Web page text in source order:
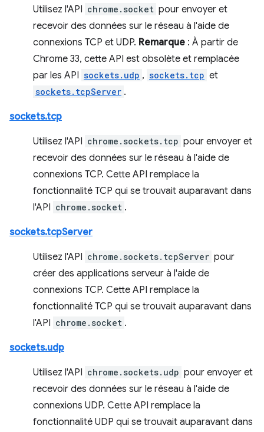
Utilisez l'API chrome.socket pour envoyer et
recevoir des données sur le réseau à l'aide de
connexions TCP et UDP. Remarque : À partir de
Chrome 33, cette API est obsolète et remplacée
par les API sockets.udp , sockets.tcp et
sockets.tcpServer .
sockets.tcp
Utilisez l'API chrome.sockets.tcp pour envoyer et
recevoir des données sur le réseau à l'aide de
connexions TCP. Cette API remplace la
fonctionnalité TCP qui se trouvait auparavant dans
l'API chrome.socket .
sockets.tcpServer
Utilisez l'API chrome.sockets.tcpServer pour
créer des applications serveur à l'aide de
connexions TCP. Cette API remplace la
fonctionnalité TCP qui se trouvait auparavant dans
l'API chrome.socket .
sockets.udp
Utilisez l'API chrome.sockets.udp pour envoyer et
recevoir des données sur le réseau à l'aide de
connexions UDP. Cette API remplace la
fonctionnalité UDP qui se trouvait auparavant dans